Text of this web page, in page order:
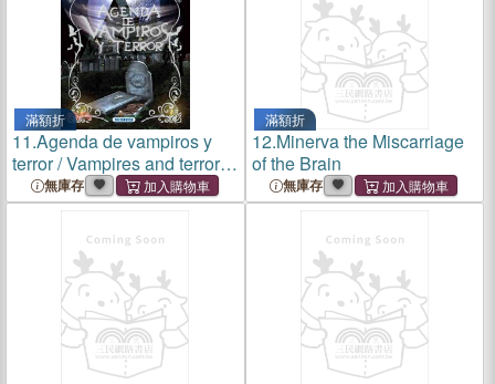
滿額折
11.Agenda de vampiros y
terror / Vampires and terror
agenda ─ Agenda Escolar
Permanente / Studen
無庫存
滿額折
12.Minerva the Miscarriage
of the Brain
無庫存